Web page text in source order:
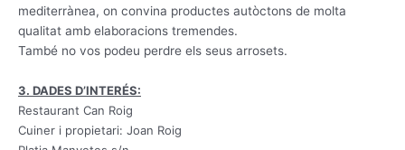
mediterrànea, on convina productes autòctons de molta
qualitat amb elaboracions tremendes.
També no vos podeu perdre els seus arrosets.
3. DADES D’INTERÉS:
Restaurant Can Roig
Cuiner i propietari: Joan Roig